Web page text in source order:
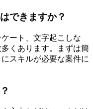
できますか？
ート、文字起こしな
くあります。まずは簡
スキルが必要な案件に